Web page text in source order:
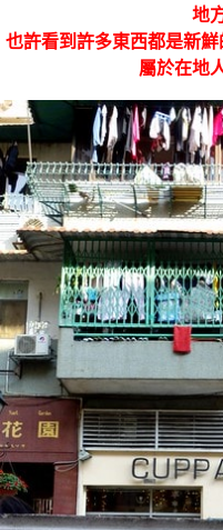
地
也許看到許多東西都是新
屬於在地